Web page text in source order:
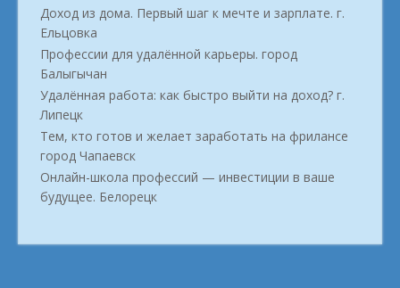
Доход из дома. Первый шаг к мечте и зарплате. г.
Ельцовка
Профессии для удалённой карьеры. город
Балыгычан
Удалённая работа: как быстро выйти на доход? г.
Липецк
Тем, кто готов и желает заработать на фрилансе
город Чапаевск
Онлайн-школа профессий — инвестиции в ваше
будущее. Белорецк